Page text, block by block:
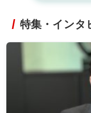
特集・インタ